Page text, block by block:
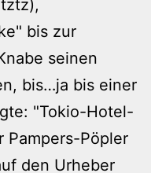
bis zur
seinen
bis…ja bis einer
"Tokio-Hotel-
Pampers-Pöpler
den Urheber